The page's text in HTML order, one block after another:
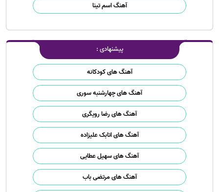
آهنگ اسم تینا
پیشنهادی :
آهنگ های کودکانه
آهنگ های چهارشنبه سوری
آهنگ های رضا رویگری
آهنگ های اتابک علیزاده
آهنگ های سهیل عطایی
آهنگ های مرتضی باب